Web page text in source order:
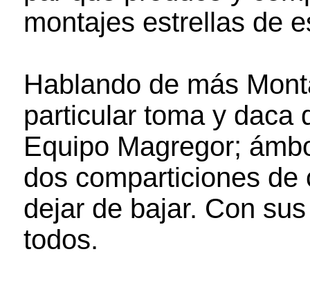
montajes estrellas de
Hablando de más
particular toma y daca
Equipo Magregor;
dos comparticiones
dejar de bajar. Con
todos.